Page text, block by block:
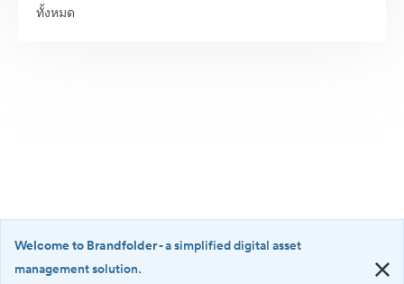
ทั้งหมด
Welcome to Brandfolder- a simplified digital asset
management solution.